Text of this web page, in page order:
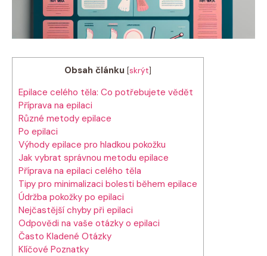
Obsah článku [skrýt]
Epilace celého těla: Co potřebujete vědět
Příprava na epilaci
Různé metody epilace
Po epilaci
Výhody epilace pro hladkou pokožku
Jak vybrat správnou metodu epilace
Příprava na epilaci celého těla
Tipy pro minimalizaci bolesti během epilace
Údržba pokožky po epilaci
Nejčastější chyby při epilaci
Odpovědi na vaše otázky o epilaci
Často Kladené Otázky
Klíčové Poznatky